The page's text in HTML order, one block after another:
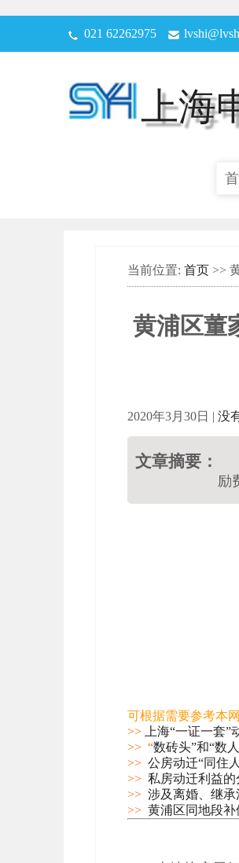
021 62262975
上
当前位置: 首页 >>
黄浦区董
2020年3月30日 | 没
文章摘要：
励
可根据需要参考本
>>
上海“一证一套
>> “数砖头”和“数
>> 公房动迁“同住
>> 私房动迁利益的
>> 涉及离婚、继
>> 黄浦区同地段补